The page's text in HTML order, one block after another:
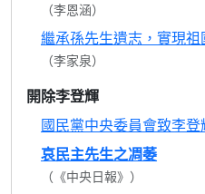
（李恩涵）
繼承孫先生遺志，實現
（李家泉）
開除李登輝
國民黨中央委員會致李登
哀民主先生之凋萎
（《中央日報》）